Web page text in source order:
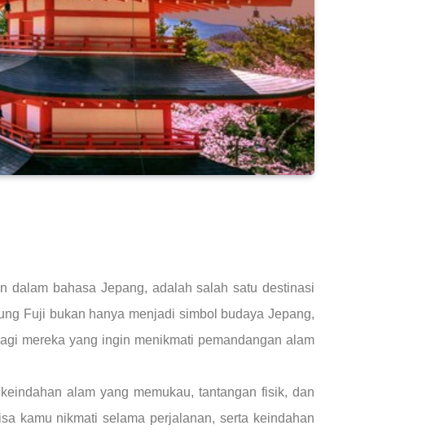
dalam bahasa Jepang, adalah salah satu destinasi
Fuji bukan hanya menjadi simbol budaya Jepang,
mereka yang ingin menikmati pemandangan alam
alam yang memukau, tantangan fisik, dan
kamu nikmati selama perjalanan, serta keindahan